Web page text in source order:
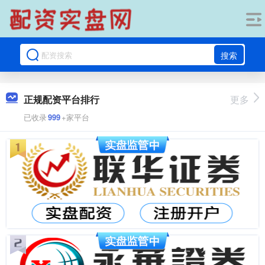
搜索
正规配资平台排行
已收录999+家平台
更多